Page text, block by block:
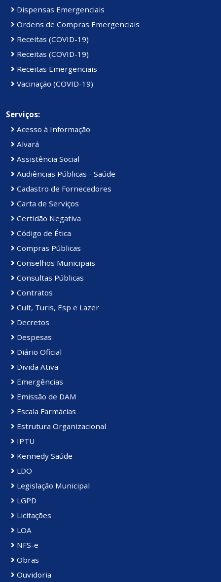
Dispensas Emergenciais
Ordens de Compras Emergenciais
Receitas (COVID-19)
Receitas (COVID-19)
Receitas Emergenciais
Vacinação (COVID-19)
Serviços:
Acesso à Informação
Alvará
Assistência Social
Audiências Públicas - Saúde
Cadastro de Fornecedores
Carta de Serviços
Certidão Negativa
Código de Ética
Compras Públicas
Conselhos Municipais
Consultas Públicas
Contratos
Cult, Turis, Esp e Lazer
Decretos
Despesas
Diário Oficial
Divida Ativa
Emergências
Emissão de DAM
Escala Farmácias
Estrutura Organizacional
IPTU
Kennedy Saúde
LDO
Legislação Municipal
LGPD
Licitações
LOA
NFS-e
Obras
Ouvidoria